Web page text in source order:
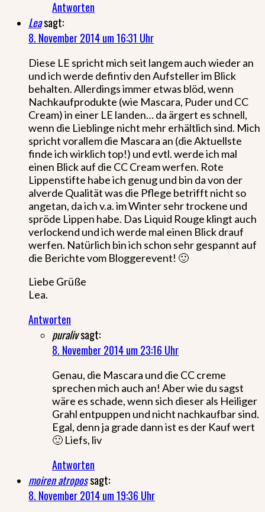
Antworten
Leasagt:
8. November 2014 um 16:31 Uhr
Diese LE spricht mich seit langem auch wieder an
und ich werde defintiv den Aufsteller im Blick
behalten. Allerdings immer etwas blöd, wenn
Nachkaufprodukte (wie Mascara, Puder und CC
Cream) in einer LE landen… da ärgert es schnell,
wenn die Lieblinge nicht mehr erhältlich sind. Mich
spricht vorallem die Mascara an (die Aktuellste
finde ich wirklich top!) und evtl. werde ich mal
einen Blick auf die CC Cream werfen. Rote
Lippenstifte habe ich genug und bin da von der
alverde Qualität was die Pflege betrifft nicht so
angetan, da ich v.a. im Winter sehr trockene und
spröde Lippen habe. Das Liquid Rouge klingt auch
verlockend und ich werde mal einen Blick drauf
werfen. Natürlich bin ich schon sehr gespannt auf
die Berichte vom Bloggerevent! 🙂
Liebe Grüße
Lea.
Antworten
puralivsagt:
8. November 2014 um 23:16 Uhr
Genau, die Mascara und die CC creme
sprechen mich auch an! Aber wie du sagst
wäre es schade, wenn sich dieser als Heiliger
Grahl entpuppen und nicht nachkaufbar sind.
Egal, denn ja grade dann ist es der Kauf wert
🙂 Liefs, liv
Antworten
moiren atropossagt:
8. November 2014 um 19:36 Uhr